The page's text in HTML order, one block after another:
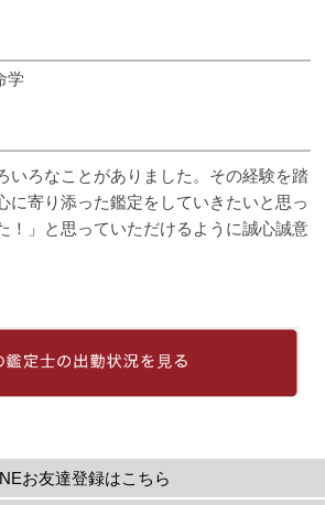
学
いろなことがありました。その経験を踏
に寄り添った鑑定をしていきたいと思っ
！」と思っていただけるように誠心誠意
お友達登録はこちら